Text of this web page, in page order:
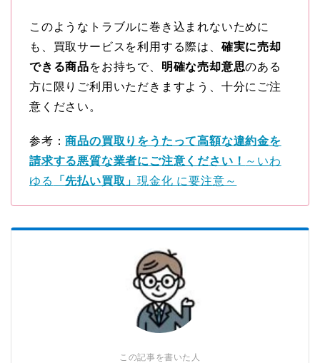
このようなトラブルに巻き込まれないために
も、買取サービスを利用する際は、 確実に売却
できる商品をお持ちで、 明確な売却意思のある
方に限りご利用いただきますよう、十分にご注
意ください。
参考：商品の買取りをうたって高額な違約金を
請求する悪質な業者にご注意ください！ ～いわ
ゆる
「先払い買取」現金化 に要注意～
この記事を書いた人